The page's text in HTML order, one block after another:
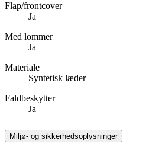
Flap/frontcover
Ja
Med lommer
Ja
Materiale
Syntetisk læder
Faldbeskytter
Ja
Miljø- og sikkerhedsoplysninger